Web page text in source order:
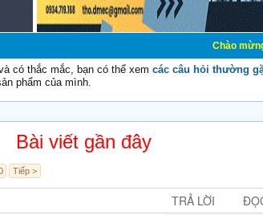
Chào mừng các bạn
có thắc mắc, bạn có thể xem các câu hỏi thường
phẩm của mình.
Bài viết gần đây
Tiếp >
TRẢ LỜI